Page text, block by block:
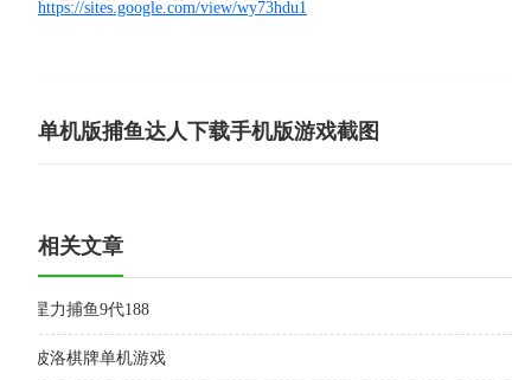
https://sites.google.com/view/wy73hdu1
单机版捕鱼达人下载手机版游戏截图
相关文章
星力捕鱼9代188
波洛棋牌单机游戏